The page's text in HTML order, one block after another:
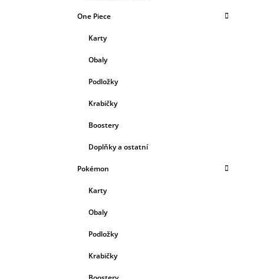
One Piece
Karty
Obaly
Podložky
Krabičky
Boostery
Doplňky a ostatní
Pokémon
Karty
Obaly
Podložky
Krabičky